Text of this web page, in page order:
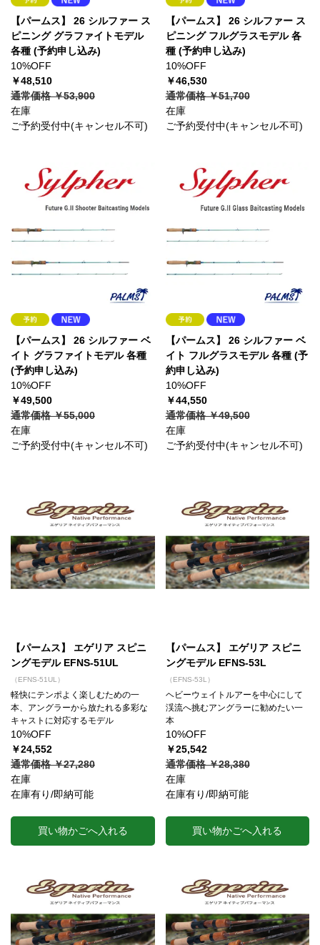
【パームス】 26 シルファー ス
ピニング グラファイトモデル
各種 (予約申し込み)
10%OFF
￥48,510
通常価格 ￥53,900
在庫
ご予約受付中(キャンセル不可)
【パームス】 26 シルファー ス
ピニング フルグラスモデル 各
種 (予約申し込み)
10%OFF
￥46,530
通常価格 ￥51,700
在庫
ご予約受付中(キャンセル不可)
【パームス】 26 シルファー ベ
イト グラファイトモデル 各種
(予約申し込み)
10%OFF
￥49,500
通常価格 ￥55,000
在庫
ご予約受付中(キャンセル不可)
【パームス】 26 シルファー ベ
イト フルグラスモデル 各種 (予
約申し込み)
10%OFF
￥44,550
通常価格 ￥49,500
在庫
ご予約受付中(キャンセル不可)
【パームス】 エゲリア スピニ
ングモデル EFNS-51UL
（EFNS-51UL）
軽快にテンポよく楽しむための一
本、アングラーから放たれる多彩な
キャストに対応するモデル
10%OFF
￥24,552
通常価格 ￥27,280
在庫
在庫有り/即納可能
買い物かごへ入れる
【パームス】 エゲリア スピニ
ングモデル EFNS-53L
（EFNS-53L）
ヘビーウェイトルアーを中心にして
渓流へ挑むアングラーに勧めたい一
本
10%OFF
￥25,542
通常価格 ￥28,380
在庫
在庫有り/即納可能
買い物かごへ入れる